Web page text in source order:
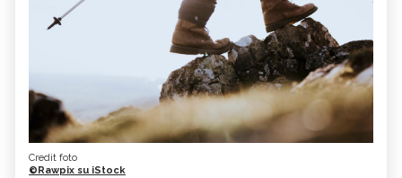
Credit foto
©Rawpix su iStock